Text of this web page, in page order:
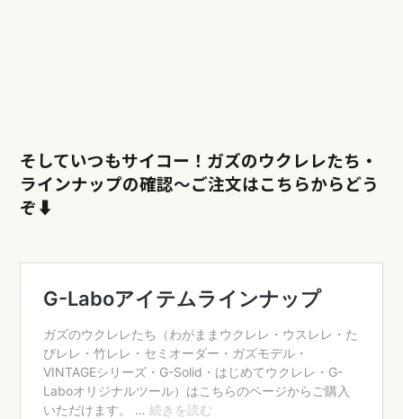
そしていつもサイコー！ガズのウクレレたち・
ラインナップの確認〜ご注文はこちらからどう
ぞ⬇︎